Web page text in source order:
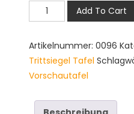
001DE-
Poster
50x70
cm,
Add To Cart
Artikelnummer:0096
Trittsiegel Tafel
Vorschautafel